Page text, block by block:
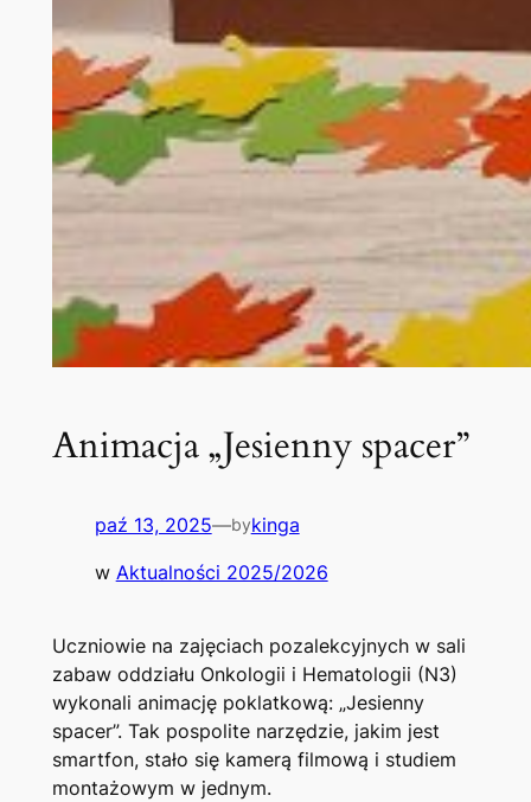
Animacja „Jesienny spacer”
paź 13, 2025—bykinga
w Aktualności 2025/2026
Uczniowie na zajęciach pozalekcyjnych w sali
zabaw oddziału Onkologii i Hematologii (N3)
wykonali animację poklatkową: „Jesienny
spacer”. Tak pospolite narzędzie, jakim jest
smartfon, stało się kamerą filmową i studiem
montażowym w jednym.